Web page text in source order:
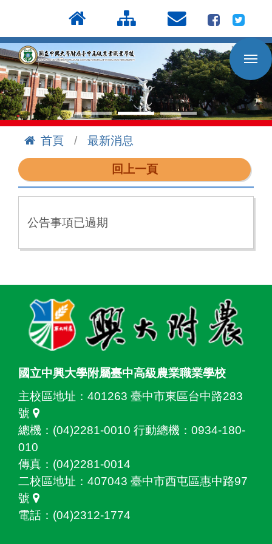
到
主
要
內
容
區
首頁
最新消息
回上一頁
公告事項已過期
國立中興大學附屬臺中高級農業職業學校
主校區地址： 401263 臺中市東區台中路283
號
總機：(04)2281-0010 行動總機：0934-180-
010
傳真：(04)2281-0014
二校區地址： 407043 臺中市西屯區惠中路97
號
電話：(04)2312-1774